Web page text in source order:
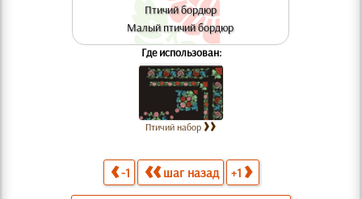
Птичий бордюр
Малый птичий бордюр
Где использован:
Птичий набор
-1 шаг назад +1